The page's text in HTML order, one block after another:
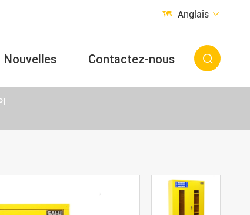
 Anglais 
Nouvelles Contactez-nous 